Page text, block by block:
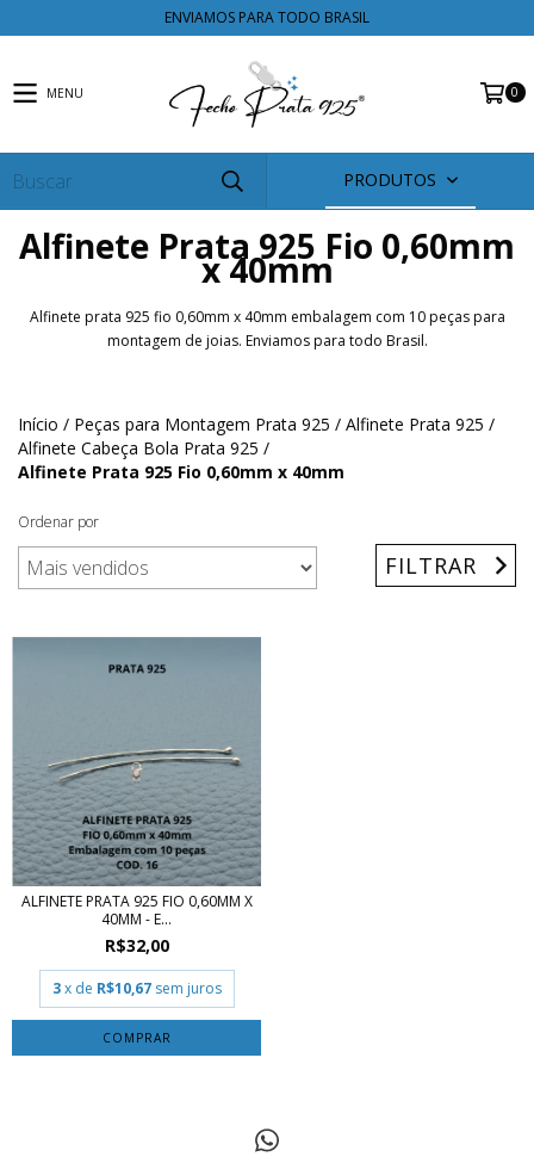
ENVIAMOS PARA TODO BRASIL
MENU 0
PRODUTOS
Alfinete Prata 925 Fio 0,60mm
x 40mm
Alfinete prata 925 fio 0,60mm x 40mm embalagem com 10 peças para
montagem de joias. Enviamos para todo Brasil.
Início / Peças para Montagem Prata 925 / Alfinete Prata 925 /
Alfinete Cabeça Bola Prata 925 /
Alfinete Prata 925 Fio 0,60mm x 40mm
Ordenar por
FILTRAR
ALFINETE PRATA 925 FIO 0,60MM X
40MM - E...
R$32,00
3 x de R$10,67 sem juros